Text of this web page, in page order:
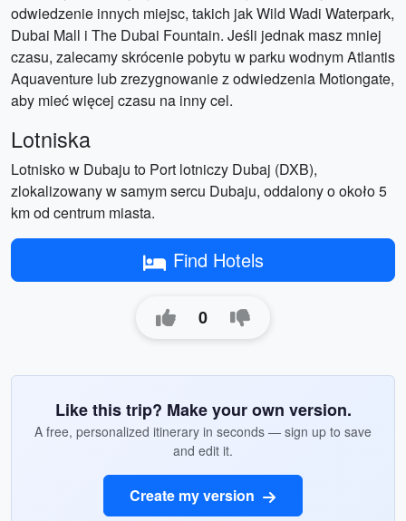
odwiedzenie innych miejsc, takich jak Wild Wadi Waterpark,
Dubai Mall i The Dubai Fountain. Jeśli jednak masz mniej
czasu, zalecamy skrócenie pobytu w parku wodnym Atlantis
Aquaventure lub zrezygnowanie z odwiedzenia Motiongate,
aby mieć więcej czasu na inny cel.
Lotniska
Lotnisko w Dubaju to Port lotniczy Dubaj (DXB),
zlokalizowany w samym sercu Dubaju, oddalony o około 5
km od centrum miasta.
Find Hotels
0
Like this trip? Make your own version.
A free, personalized itinerary in seconds — sign up to save
and edit it.
Create my version